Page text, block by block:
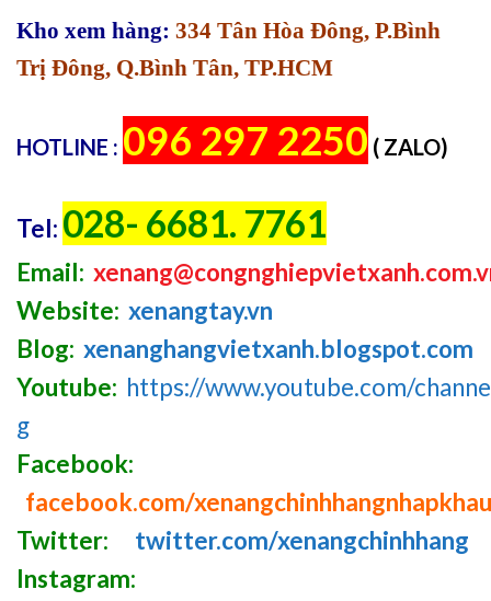
Kho xem hàng: 334 Tân Hòa Đông, P.Bình
Trị Đông, Q.Bình Tân, TP.HCM
HOTLINE : 096 297 2250 ( ZALO)
Tel: 028- 6681. 7761
Email:
Website: xenangtay.vn
Blog: xenanghangvietxanh.blogspot.com
Youtube: https://www.youtube.com/
g
Facebook:
facebook.com/xenangchinhhangnhapkhau
Twitter:
twitter.com/xenangchinhhang
Instagram: